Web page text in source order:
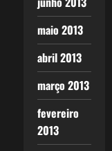
maio 2013
abril 2013
março 2013
fevereiro
2013